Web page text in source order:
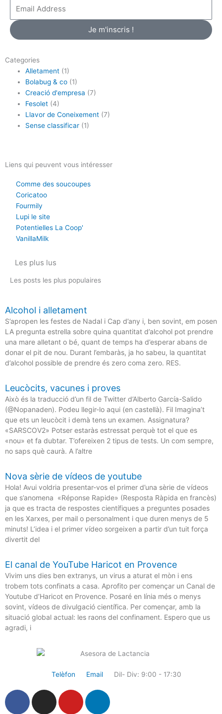
Address
Je m'inscris !
Categories
Alletament (1)
Bolabug & co (1)
Creació d'empresa (7)
Fesolet (4)
Llavor de Coneixement (7)
Sense classificar (1)
Liens qui peuvent vous intéresser
Comme des soucoupes
Coricatoo
Fourmily
Lupi le site
Potentielles La Coop'
VanillaMilk
Les plus lus
Les posts les plus populaires
Alcohol i alletament
S’apropen les festes de Nadal i Cap d’any i, ben sovint, em posen
LA pregunta estrella sobre quina quantitat d’alcohol pot prendre
una mare alletant o bé, quant de temps ha d’esperar abans de
donar el pit de nou. Durant l’embaràs, ja ho sabeu, la quantitat
d’alcohol possible de prendre és zero coma zero. RES.
Leucòcits, vacunes i proves
Això és la traducció d’un fil de Twitter d’Alberto García-Salido
(@Nopanaden). Podeu llegir-lo aqui (en castellà). Fil Imagina’t
que ets un leucòcit i demà tens un examen. Assignatura?
«SARSCOV2» Potser estaràs estressat perquè tot el que es
«nou» et fa dubtar. T’ofereixen 2 tipus de tests. Un com sempre,
no saps què caurà. A l’altre
Nova sèrie de vídeos de youtube
Hola! Avui voldria presentar-vos el primer d’una sèrie de vídeos
que s’anomena «Réponse Rapide» (Resposta Ràpida en francès)
ja que es tracta de respostes científiques a preguntes posades
en les Xarxes, per mail o personalment i que duren menys de 5
minuts! L’idea i el primer vídeo sorgeixen a partir d’un tuit força
divertit del
El canal de YouTube Haricot en Provence
Vivim uns dies ben extranys, un virus a aturat el mòn i ens
trobem tots confinats a casa. Aprofito per començar un Canal de
Youtube d’Haricot en Provence. Posaré en línia més o menys
sovint, vídeos de divulgació científica. Per començar, amb la
situació global actual: les raons del confinament. Espero que us
agradi, i
Telèfon Email Dil- Div: 9:00 - 17:30
F
I
Y
L